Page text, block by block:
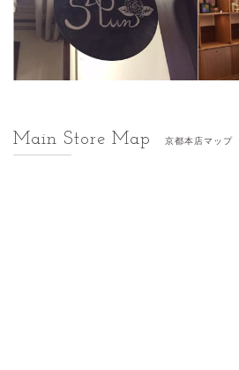
Main Store Map 京都本店マップ